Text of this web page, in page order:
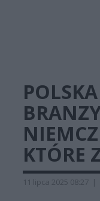
KTÓRE
11 lipca 2025 08:27 |